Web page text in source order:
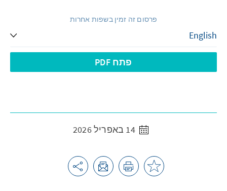
פרסום זה זמין בשפות אחרות
פתח PDF
14 באפריל 2026